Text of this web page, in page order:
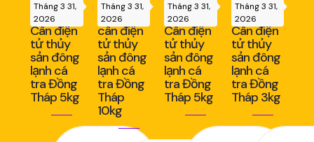
Tháng 3 31,
2026
Cân điện
tử thủy
sản đông
lạnh cá
tra Đồng
Tháp 5kg
Tháng 3 31,
2026
cân điện
tử thủy
sản đông
lạnh cá
tra Đồng
Tháp
10kg
Tháng 3 31,
2026
Cân điện
tử thủy
sản đông
lạnh cá
tra Đồng
Tháp 5kg
Tháng 3 31,
2026
Cân điện
tử thủy
sản đông
lạnh cá
tra Đồng
Tháp 3kg